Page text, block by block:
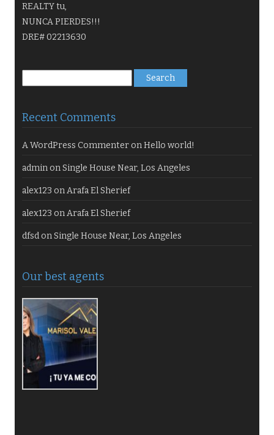
REALTY tu,
NUNCA PIERDES!!!
DRE# 02213630
for:
Recent Comments
A WordPress Commenter onHello world!
admin onSingle House Near, Los Angeles
alex123 onArafa El Sherief
alex123 onArafa El Sherief
dfsd onSingle House Near, Los Angeles
Our best agents